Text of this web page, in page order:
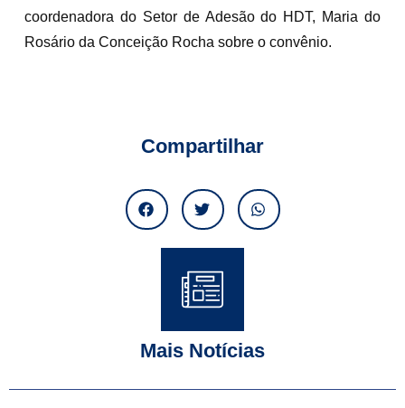
coordenadora do Setor de Adesão do HDT, Maria do
Rosário da Conceição Rocha sobre o convênio.
Compartilhar
Mais Notícias